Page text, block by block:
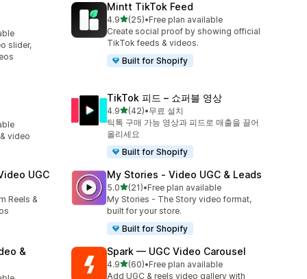
slider,
Mintt TikTok Feed
4.9별 5개 중
(25)
총 리뷰 25개
•Free plan available
Create social proof by showing official
TikTok feeds & videos.
Built for Shopify
video
TikTok 피드 – 쇼퍼블 영상
4.9별 5개 중
(42)
총 리뷰 42개
•무료 설치
틱톡 구매 가능 영상과 피드로 매출을 끌어
올리세요
Built for Shopify
UGC
Reels &
My Stories ‑ Video UGC & Leads
5.0별 5개 중
(21)
총 리뷰 21개
•Free plan available
My Stories - The Story video format,
built for your store.
Built for Shopify
&
Spark — UGC Video Carousel
4.9별 5개 중
(60)
총 리뷰 60개
•Free plan available
Add UGC & reels video gallery with